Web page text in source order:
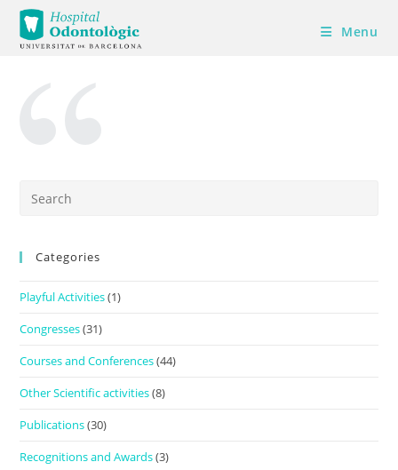
Skip
content
Menu
Categories
Playful Activities(1)
Congresses(31)
Courses and Conferences(44)
Other Scientific activities(8)
Publications(30)
Recognitions and Awards(3)